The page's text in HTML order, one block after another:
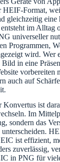
Format,
gleichzeitig
im
universeller
Programmen,
wird. Wer
in eine
vorbereiten
auch auf
ist
Im
sondern das
unterscheiden.
ist effizient,
zuverlässig,
in PNG für